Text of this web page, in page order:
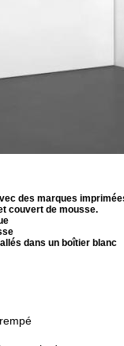
des marques
couvert de mousse.
dans un boîtier blanc